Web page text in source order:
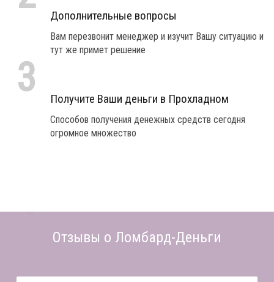
Дополнительные вопросы
Вам перезвонит менеджер и изучит Вашу ситуацию и
тут же примет решение
3 Получите Ваши деньги в Прохладном
Способов получения денежных средств сегодня
огромное множество
Отзывы о Ломбард-Деньги